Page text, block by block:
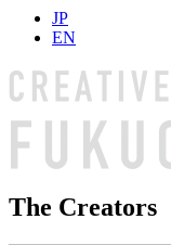
JP
EN
The Creators